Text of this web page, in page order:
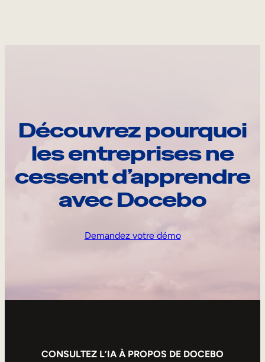
Découvrez pourquoi
les entreprises ne
cessent d’apprendre
avec Docebo
Demandez votre démo
CONSULTEZ L’IA À PROPOS DE DOCEBO